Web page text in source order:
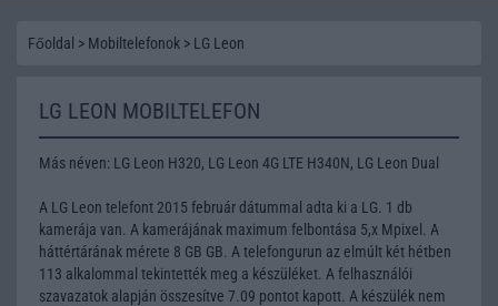
Főoldal > Mobiltelefonok > LG Leon
LG LEON MOBILTELEFON
Más néven: LG Leon H320, LG Leon 4G LTE H340N, LG Leon Dual
A LG Leon telefont 2015 február dátummal adta ki a LG. 1 db
kamerája van. A kamerájának maximum felbontása 5,x Mpixel. A
háttértárának mérete 8 GB GB. A telefongurun az elmúlt két hétben
113 alkalommal tekintették meg a készüléket. A felhasználói
szavazatok alapján összesítve 7.09 pontot kapott. A készülék nem